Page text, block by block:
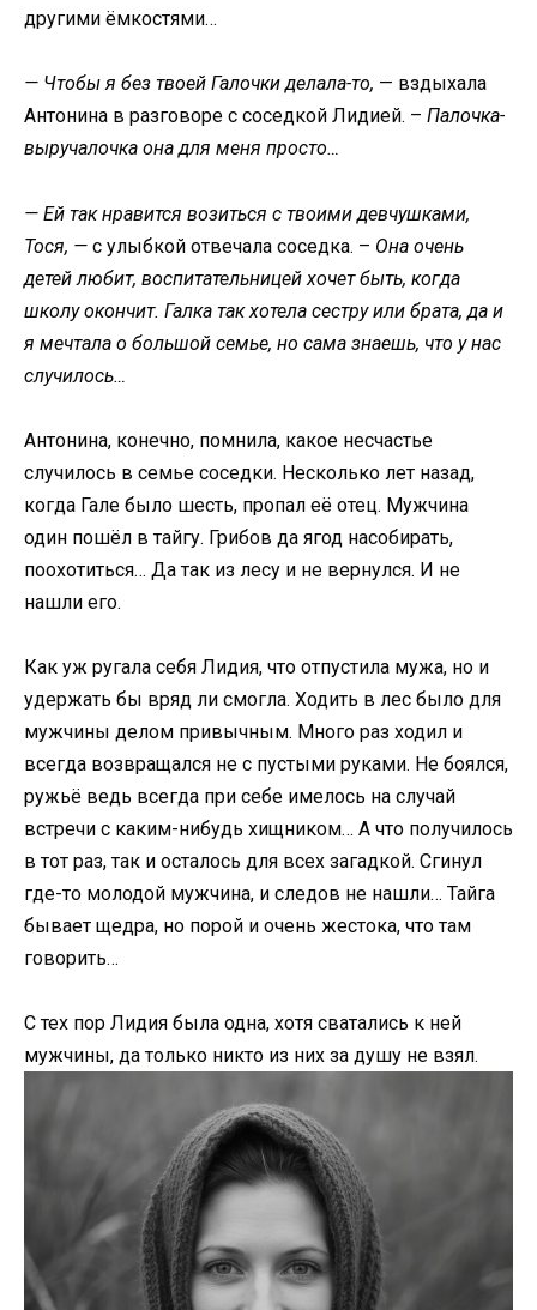
другими ёмкостями…
— Чтобы я без твоей Галочки делала-то, — вздыхала
Антонина в разговоре с соседкой Лидией. – Палочка-
выручалочка она для меня просто…
— Ей так нравится возиться с твоими девчушками,
Тося, — с улыбкой отвечала соседка. – Она очень
детей любит, воспитательницей хочет быть, когда
школу окончит. Галка так хотела сестру или брата, да и
я мечтала о большой семье, но сама знаешь, что у нас
случилось…
Антонина, конечно, помнила, какое несчастье
случилось в семье соседки. Несколько лет назад,
когда Гале было шесть, пропал её отец. Мужчина
один пошёл в тайгу. Грибов да ягод насобирать,
поохотиться… Да так из лесу и не вернулся. И не
нашли его.
Как уж ругала себя Лидия, что отпустила мужа, но и
удержать бы вряд ли смогла. Ходить в лес было для
мужчины делом привычным. Много раз ходил и
всегда возвращался не с пустыми руками. Не боялся,
ружьё ведь всегда при себе имелось на случай
встречи с каким-нибудь хищником… А что получилось
в тот раз, так и осталось для всех загадкой. Сгинул
где-то молодой мужчина, и следов не нашли… Тайга
бывает щедра, но порой и очень жестока, что там
говорить…
С тех пор Лидия была одна, хотя сватались к ней
мужчины, да только никто из них за душу не взял.